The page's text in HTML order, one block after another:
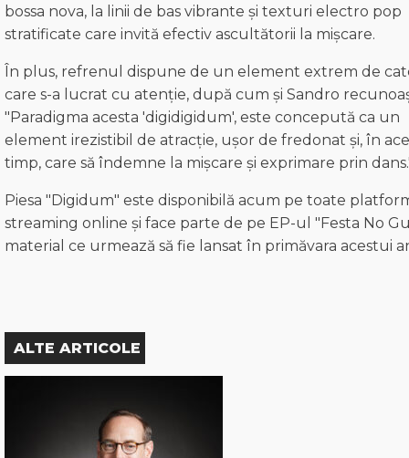
bossa nova, la linii de bas vibrante și texturi electro pop
stratificate care invită efectiv ascultătorii la mișcare.
În plus, refrenul dispune de un element extrem de
care s-a lucrat cu atenție, după cum și Sandro
"Paradigma acesta 'digidigidum', este concepută ca un
element irezistibil de atracție, ușor de fredonat și, în
timp, care să îndemne la mișcare și exprimare prin
Piesa "Digidum" este disponibilă acum pe toate
streaming online și face parte de pe EP-ul "Festa No
material ce urmează să fie lansat în primăvara acestui
ALTE ARTICOLE